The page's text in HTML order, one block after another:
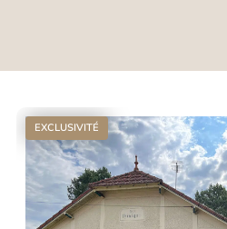
EXCLUSIVITÉ